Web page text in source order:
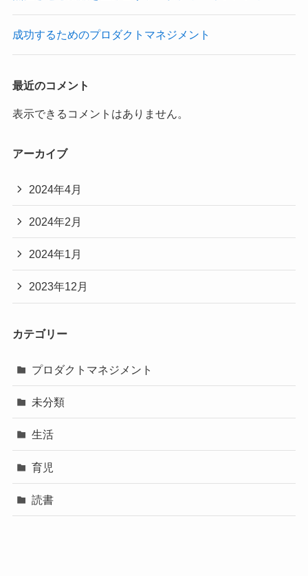
成功するためのプロダクトマネジメント
最近のコメント
表示できるコメントはありません。
アーカイブ
2024年4月
2024年2月
2024年1月
2023年12月
カテゴリー
プロダクトマネジメント
未分類
生活
育児
読書